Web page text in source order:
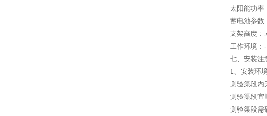
太阳能功率
蓄电池参数
支架高度：
工作环境：-
七、安装注
1、安装环境
测验渠段内无
测验渠段宜顺
测验渠段需硬